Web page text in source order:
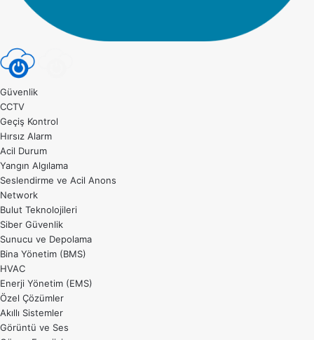
Güvenlik
CCTV
Geçiş Kontrol
Hırsız Alarm
Acil Durum
Yangın Algılama
Seslendirme ve Acil Anons
Network
Bulut Teknolojileri
Siber Güvenlik
Sunucu ve Depolama
Bina Yönetim (BMS)
HVAC
Enerji Yönetim (EMS)
Özel Çözümler
Akıllı Sistemler
Görüntü ve Ses